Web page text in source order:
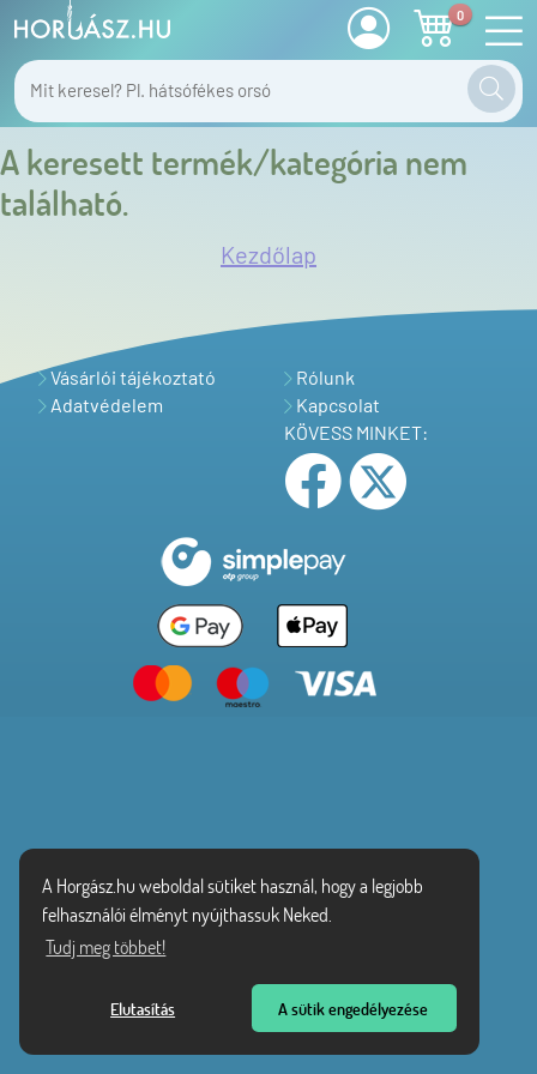
A Horgász.hu weboldal sütiket használ, hogy a legjobb
felhasználói élményt nyújthassuk Neked.
Tudj meg többet!
Elutasítás A sütik engedélyezése
0
A keresett termék/kategória nem
található.
Kezdőlap
Vásárlói tájékoztató
Adatvédelem
Rólunk
Kapcsolat
KÖVESS MINKET: